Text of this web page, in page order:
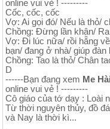
online vui vẻ ! ---------
Cốc, cốc, cốc
Vợ: Ai gọi đó/ Nếu là thỏ/
Chồng: Đừng lần khân/
Vợ: Đi lúc nữa/ rồi hẵng
bạn/ đang ở nhà/ giúp đàn
Chồng: Tao là thỏ/ Chân
D
------Bạn đang xem Me
online vui vẻ ! ---------
Cô giáo của tớ dạy : Loài
Từ thời nguyên thủy, đồ
và Nay là thời kì...